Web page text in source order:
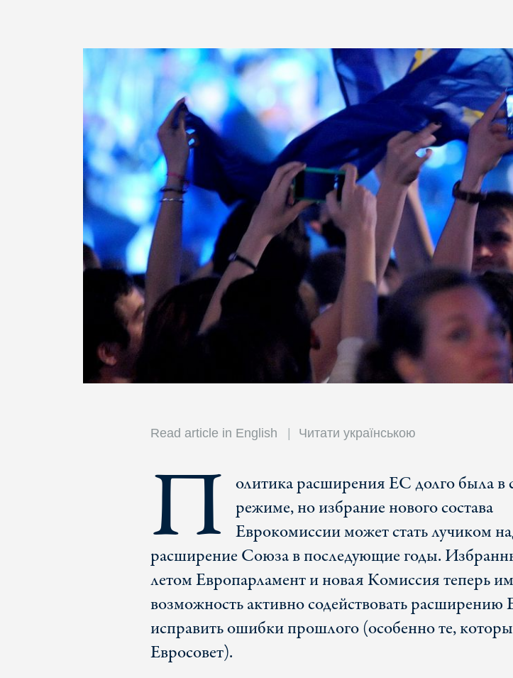
Read article in English Читати українською
П олитика расширения ЕС долго была в
режиме, но избрание нового состава
Еврокомиссии может стать лучиком
расширение Союза в последующие годы.
летом Европарламент и новая Комиссия теперь
возможность активно содействовать
исправить ошибки прошлого (особенно те,
Евросовет).